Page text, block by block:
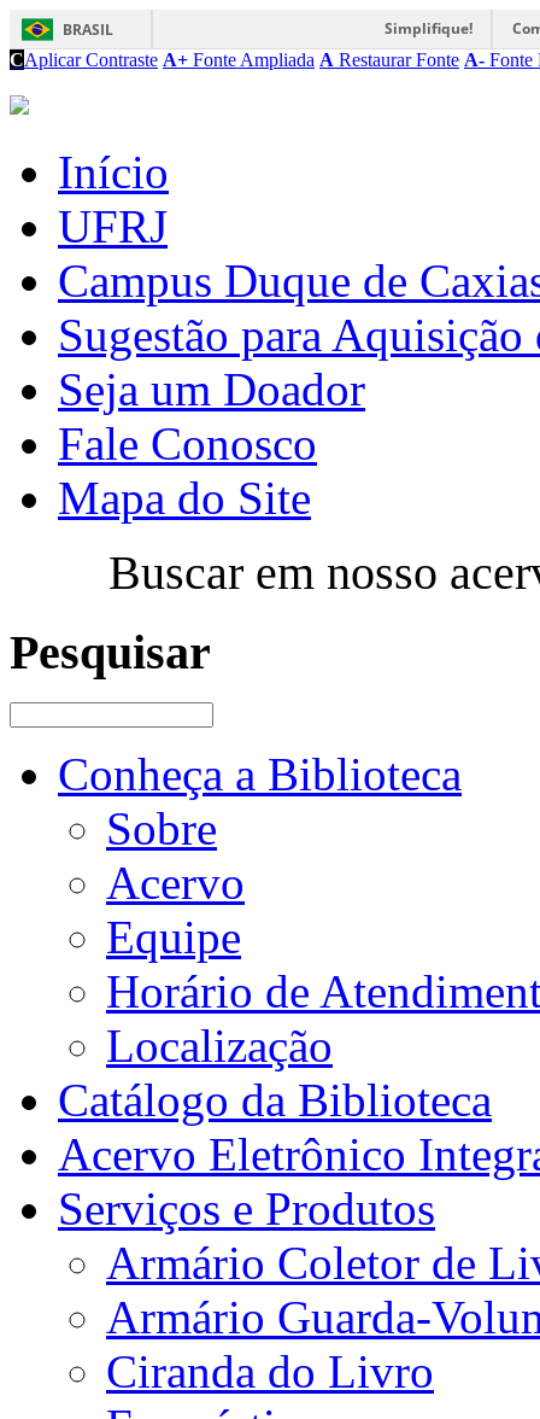
BRASIL Simplifique!
CAplicar Contraste A+ Fonte Ampliada A Restaurar Fonte A- Fonte
Início
UFRJ
Campus Duque de
Sugestão para
Seja um Doador
Fale Conosco
Mapa do Site
Buscar em nosso
Pesquisar
Conheça a Biblioteca
Sobre
Acervo
Equipe
Horário de
Localização
Catálogo da Biblioteca
Acervo Eletrônico
Serviços e Produtos
Armário Coletor de
Armário Guarda-
Ciranda do Livro